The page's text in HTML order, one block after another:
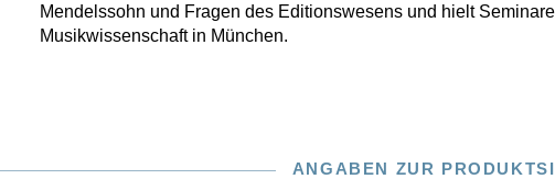
Mendelssohn und Fragen des Editionswesens und hielt
Musikwissenschaft in München.
ANGABEN ZUR